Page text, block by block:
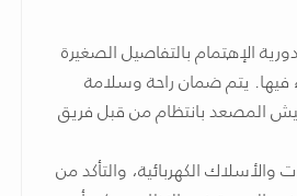
الإهتمام بالتفاصيل الصغيرة
يتم ضمان راحة وسلامة
المصعد بانتظام من قبل فريق
الكهربائية، والتأكد من